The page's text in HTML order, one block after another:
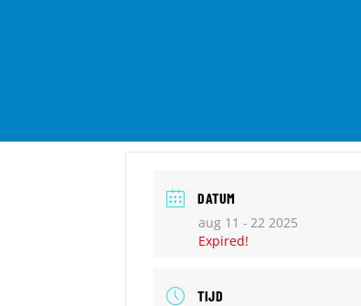
DATUM
aug 11 - 22 2025
Expired!
TIJD